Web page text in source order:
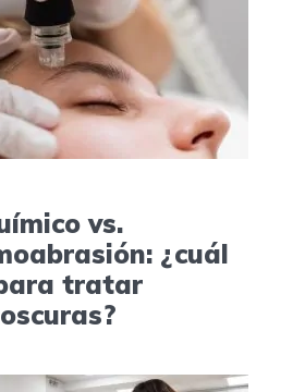
vs.
¿cuál
tratar